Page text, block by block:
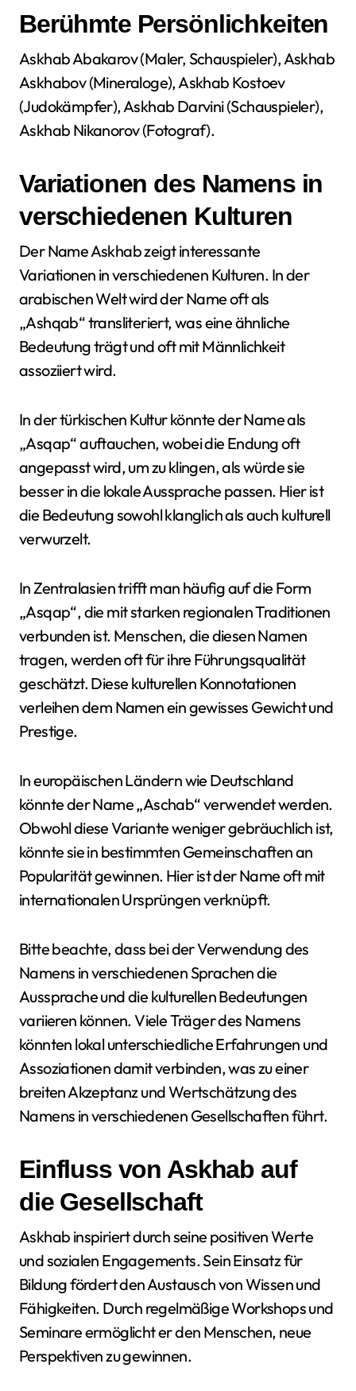
Berühmte Persönlichkeiten
Askhab Abakarov (Maler, Schauspieler), Askhab
Askhabov (Mineraloge), Askhab Kostoev
(Judokämpfer), Askhab Darvini (Schauspieler),
Askhab Nikanorov (Fotograf).
Variationen des Namens in
verschiedenen Kulturen
Der Name Askhab zeigt interessante
Variationen in verschiedenen Kulturen. In der
arabischen Welt wird der Name oft als
„Ashqab“ transliteriert, was eine ähnliche
Bedeutung trägt und oft mit Männlichkeit
assoziiert wird.
In der türkischen Kultur könnte der Name als
„Asqap“ auftauchen, wobei die Endung oft
angepasst wird, um zu klingen, als würde sie
besser in die lokale Aussprache passen. Hier ist
die Bedeutung sowohl klanglich als auch kulturell
verwurzelt.
In Zentralasien trifft man häufig auf die Form
„Asqap“, die mit starken regionalen Traditionen
verbunden ist. Menschen, die diesen Namen
tragen, werden oft für ihre Führungsqualität
geschätzt. Diese kulturellen Konnotationen
verleihen dem Namen ein gewisses Gewicht und
Prestige.
In europäischen Ländern wie Deutschland
könnte der Name „Aschab“ verwendet werden.
Obwohl diese Variante weniger gebräuchlich ist,
könnte sie in bestimmten Gemeinschaften an
Popularität gewinnen. Hier ist der Name oft mit
internationalen Ursprüngen verknüpft.
Bitte beachte, dass bei der Verwendung des
Namens in verschiedenen Sprachen die
Aussprache und die kulturellen Bedeutungen
variieren können. Viele Träger des Namens
könnten lokal unterschiedliche Erfahrungen und
Assoziationen damit verbinden, was zu einer
breiten Akzeptanz und Wertschätzung des
Namens in verschiedenen Gesellschaften führt.
Einfluss von Askhab auf
die Gesellschaft
Askhab inspiriert durch seine positiven Werte
und sozialen Engagements. Sein Einsatz für
Bildung fördert den Austausch von Wissen und
Fähigkeiten. Durch regelmäßige Workshops und
Seminare ermöglicht er den Menschen, neue
Perspektiven zu gewinnen.